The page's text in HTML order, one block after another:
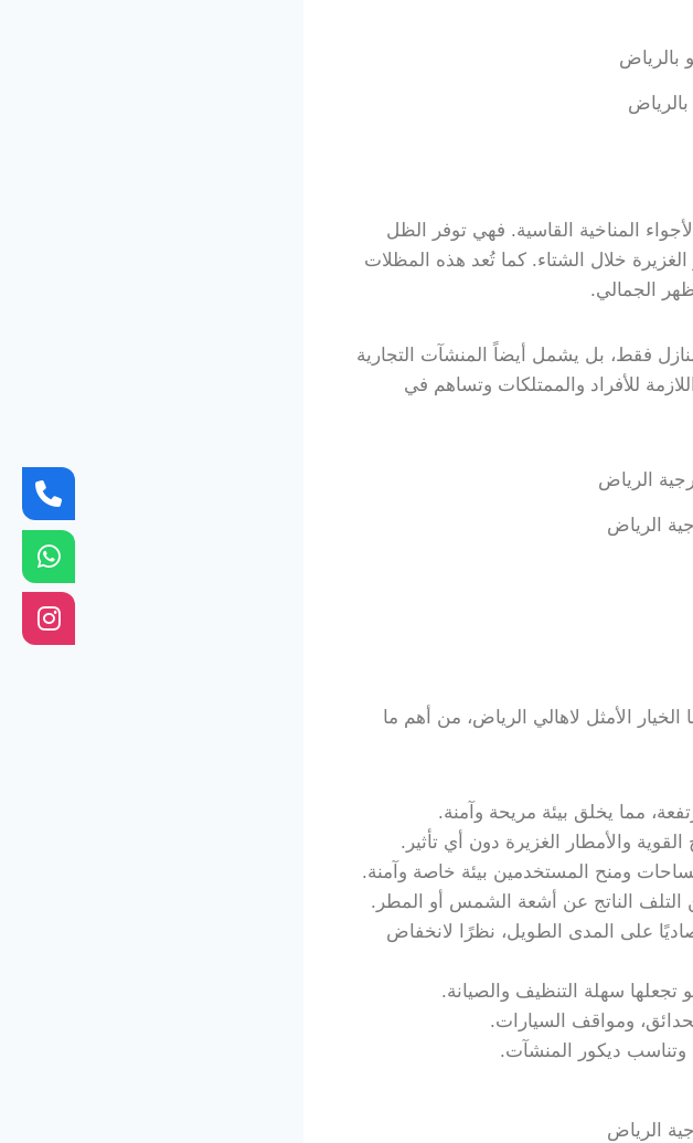
المناخية القاسية. فهي توفر الظل
خلال الشتاء. كما تُعد هذه المظلات
الجمالي.
فقط، بل يشمل أيضاً المنشآت التجارية
للأفراد والممتلكات وتساهم في
الرياض
الأمثل لاهالي الرياض، من أهم ما
مما يخلق بيئة مريحة وآمنة.
والأمطار الغزيرة دون أي تأثير.
ومنح المستخدمين بيئة خاصة وآمنة.
التلف الناتج عن أشعة الشمس أو المطر.
على المدى الطويل، نظرًا لانخفاض
سهلة التنظيف والصيانة.
ومواقف السيارات.
وتناسب ديكور المنشآت.
الرياض